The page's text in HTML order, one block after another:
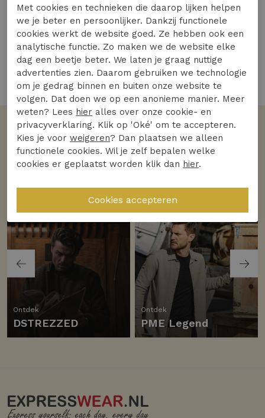
PME Legend
3 van de 3 gezien
Volgens jullie
De favoriete merken
Ontdek
DSTREZZED
Ontdek
PME Legend
Met cookies en technieken die daarop lijken helpen
we je beter en persoonlijker. Dankzij functionele
cookies werkt de website goed. Ze hebben ook een
analytische functie. Zo maken we de website elke
dag een beetje beter. We laten je graag nuttige
advertenties zien. Daarom gebruiken we technologie
om je gedrag binnen en buiten onze website te
volgen. Dat doen we op een anonieme manier. Meer
weten? Lees hier alles over onze cookie- en
privacyverklaring. Klik op 'Oké' om te accepteren.
Kies je voor weigeren? Dan plaatsen we alleen
functionele cookies. Wil je zelf bepalen welke
cookies er geplaatst worden klik dan hier.